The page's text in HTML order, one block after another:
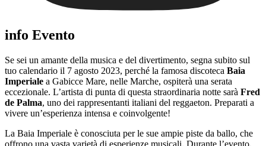
info Evento
Se sei un amante della musica e del divertimento, segna subito sul
tuo calendario il 7 agosto 2023, perché la famosa discoteca Baia
Imperiale a Gabicce Mare, nelle Marche, ospiterà una serata
eccezionale. L’artista di punta di questa straordinaria notte sarà Fred
de Palma, uno dei rappresentanti italiani del reggaeton. Preparati a
vivere un’esperienza intensa e coinvolgente!
La Baia Imperiale è conosciuta per le sue ampie piste da ballo, che
offrono una vasta varietà di esperienze musicali. Durante l’evento,